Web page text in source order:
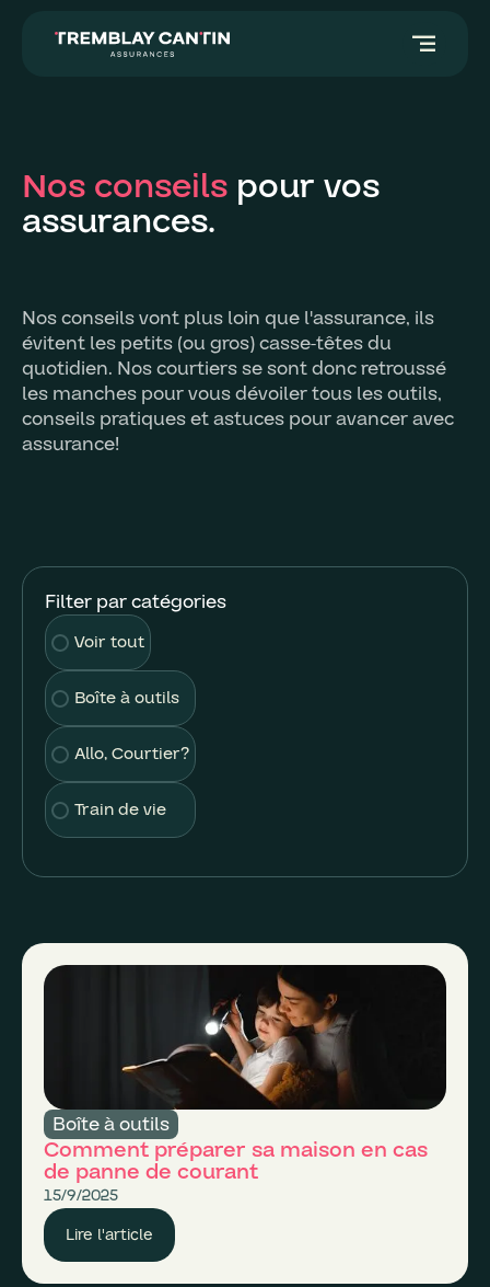
segment
Nos conseils pour vos
assurances.
Nos conseils vont plus loin que l'assurance, ils
évitent les petits (ou gros) casse-têtes du
quotidien. Nos courtiers se sont donc retroussé
les manches pour vous dévoiler tous les outils,
conseils pratiques et astuces pour avancer avec
assurance!
Filter par catégories
Voir tout
Boîte à outils
Allo, Courtier?
Train de vie
Boîte à outils
Comment préparer sa maison en cas
de panne de courant
15/9/2025
Lire l'article